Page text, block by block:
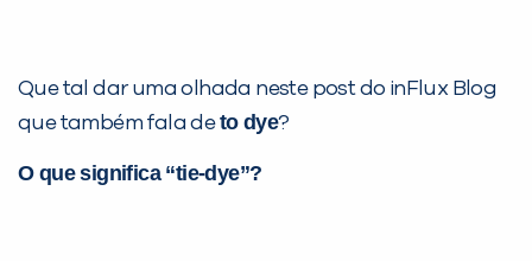
Que tal dar uma olhada neste post do inFlux Blog
que também fala deto dye?
O que significa “tie-dye”?